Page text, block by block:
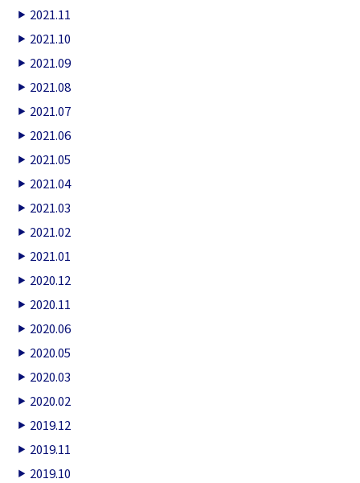
2021.11
2021.10
2021.09
2021.08
2021.07
2021.06
2021.05
2021.04
2021.03
2021.02
2021.01
2020.12
2020.11
2020.06
2020.05
2020.03
2020.02
2019.12
2019.11
2019.10